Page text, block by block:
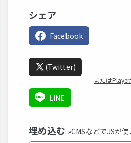
シェア
Facebook
(Twitter)
またはPlayer
LINE
埋め込む »CMSなどでJSが